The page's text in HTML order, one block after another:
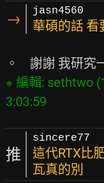
→ jasn4560
華碩的話 看
※ 編輯: sethtwo
推
sincere77
這代RTX比
瓦真的別